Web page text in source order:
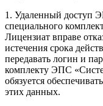
1. Удаленный доступ
специального
Лицензиат вправе
истечения срока
передавать логин и
комплекту ЭПС
обязуется
этих данных.